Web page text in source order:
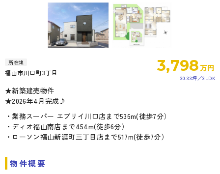
所在地
福山市川口町3丁目 3,798万円
30.33坪 3LDK
★新築建売物件
★2026年4月完成♪
・業務スーパー エブリイ川口店まで536m(徒歩7分）
・ディオ福山南店まで454m(徒歩6分）
・ローソン福山新涯町三丁目店まで517m(徒歩7分）
物件概要